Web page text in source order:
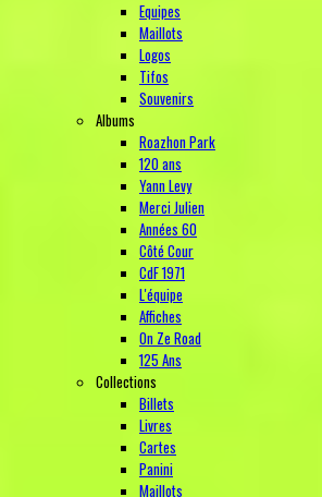
Equipes
Maillots
Logos
Tifos
Souvenirs
Albums
Roazhon Park
120 ans
Yann Levy
Merci Julien
Années 60
Côté Cour
CdF 1971
L'équipe
Affiches
On Ze Road
125 Ans
Collections
Billets
Livres
Cartes
Panini
Maillots